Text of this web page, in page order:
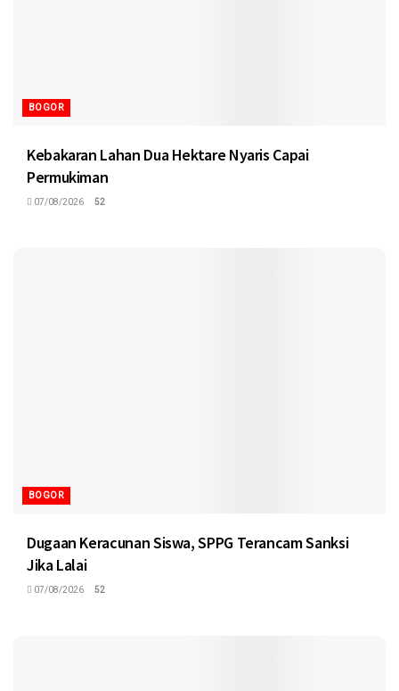
BOGOR
Kebakaran Lahan Dua Hektare Nyaris Capai
Permukiman
07/08/2026 52
BOGOR
Dugaan Keracunan Siswa, SPPG Terancam Sanksi
Jika Lalai
07/08/2026 52